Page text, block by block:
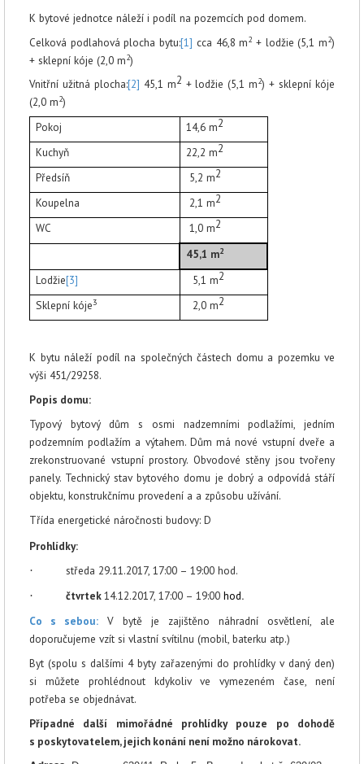
K bytové jednotce náleží i podíl na pozemcích pod domem.
Celková podlahová plocha bytu:[1] cca 46,8 m2 + lodžie (5,1 m2)
+ sklepní kóje (2,0 m2)
Vnitřní užitná plocha:[2] 45,1 m2 + lodžie (5,1 m2) + sklepní kóje
(2,0 m2)
Pokoj
14,6 m2
Kuchyň 22,2 m2
Předsíň 5,2 m2
Koupelna 2,1 m2
WC 1,0 m2
45,1 m2
Lodžie[3] 5,1 m2
Sklepní kóje3 2,0 m2
K bytu náleží podíl na společných částech domu a pozemku ve
výši 451/29258.
Popis domu:
Typový bytový dům s osmi nadzemními podlažími, jedním
podzemním podlažím a výtahem. Dům má nové vstupní dveře a
zrekonstruované vstupní prostory. Obvodové stěny jsou tvořeny
panely. Technický stav bytového domu je dobrý a odpovídá stáří
objektu, konstrukčnímu provedení a a způsobu užívání.
Třída energetické náročnosti budovy: D
Prohlídky:
· středa 29.11.2017, 17:00 – 19:00 hod.
· čtvrtek14.12.2017, 17:00 – 19:00 hod.
Co s sebou: V bytě je zajištěno náhradní osvětlení, ale
doporučujeme vzít si vlastní svítilnu (mobil, baterku atp.)
Byt (spolu s dalšími 4 byty zařazenými do prohlídky v daný den)
si můžete prohlédnout kdykoliv ve vymezeném čase, není
potřeba se objednávat.
Případné další mimořádné prohlídky pouze po dohodě
s poskytovatelem, jejich konání není možno nárokovat.